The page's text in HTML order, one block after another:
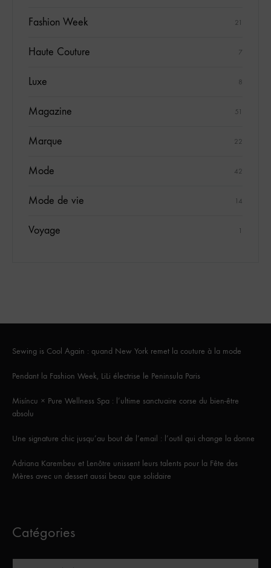
Fashion Week 21
Haute Couture 7
Luxe 8
Magazine 51
Marque 22
Mode 42
Mode de vie 14
Voyage 1
Sewing is Cool Again : quand New York remet la couture à la mode
Pendant la Fashion Week, LiLi électrise le Peninsula Paris
Misíncu × Pure Wellness Spa : l’ultime sanctuaire corse du bien-être
absolu
Une signature chic jusqu’au bout de l’email : l’outil qui change la donne
Adriana Karembeu et Lenôtre unissent leurs talents pour la Fête des
Mères avec un dessert aussi beau que solidaire
Catégories